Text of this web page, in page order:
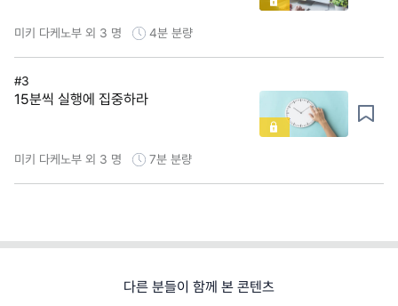
미키 다케노부 외 3 명 4분 분량
#3
15분씩 실행에 집중하라
미키 다케노부 외 3 명 7분 분량
다른 분들이 함께 본 콘텐츠